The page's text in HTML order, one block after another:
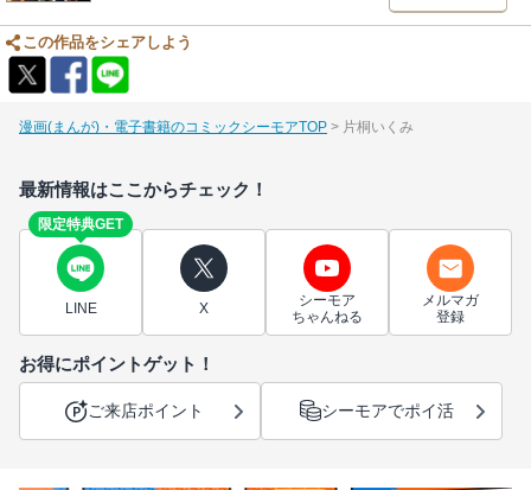
この作品をシェアしよう
漫画(まんが)・電子書籍のコミックシーモアTOP 片桐いくみ
最新情報はここからチェック！
限定特典GET
LINE X
シーモア
ちゃんねる
メルマガ
登録
お得にポイントゲット！
ご来店ポイント シーモアでポイ活